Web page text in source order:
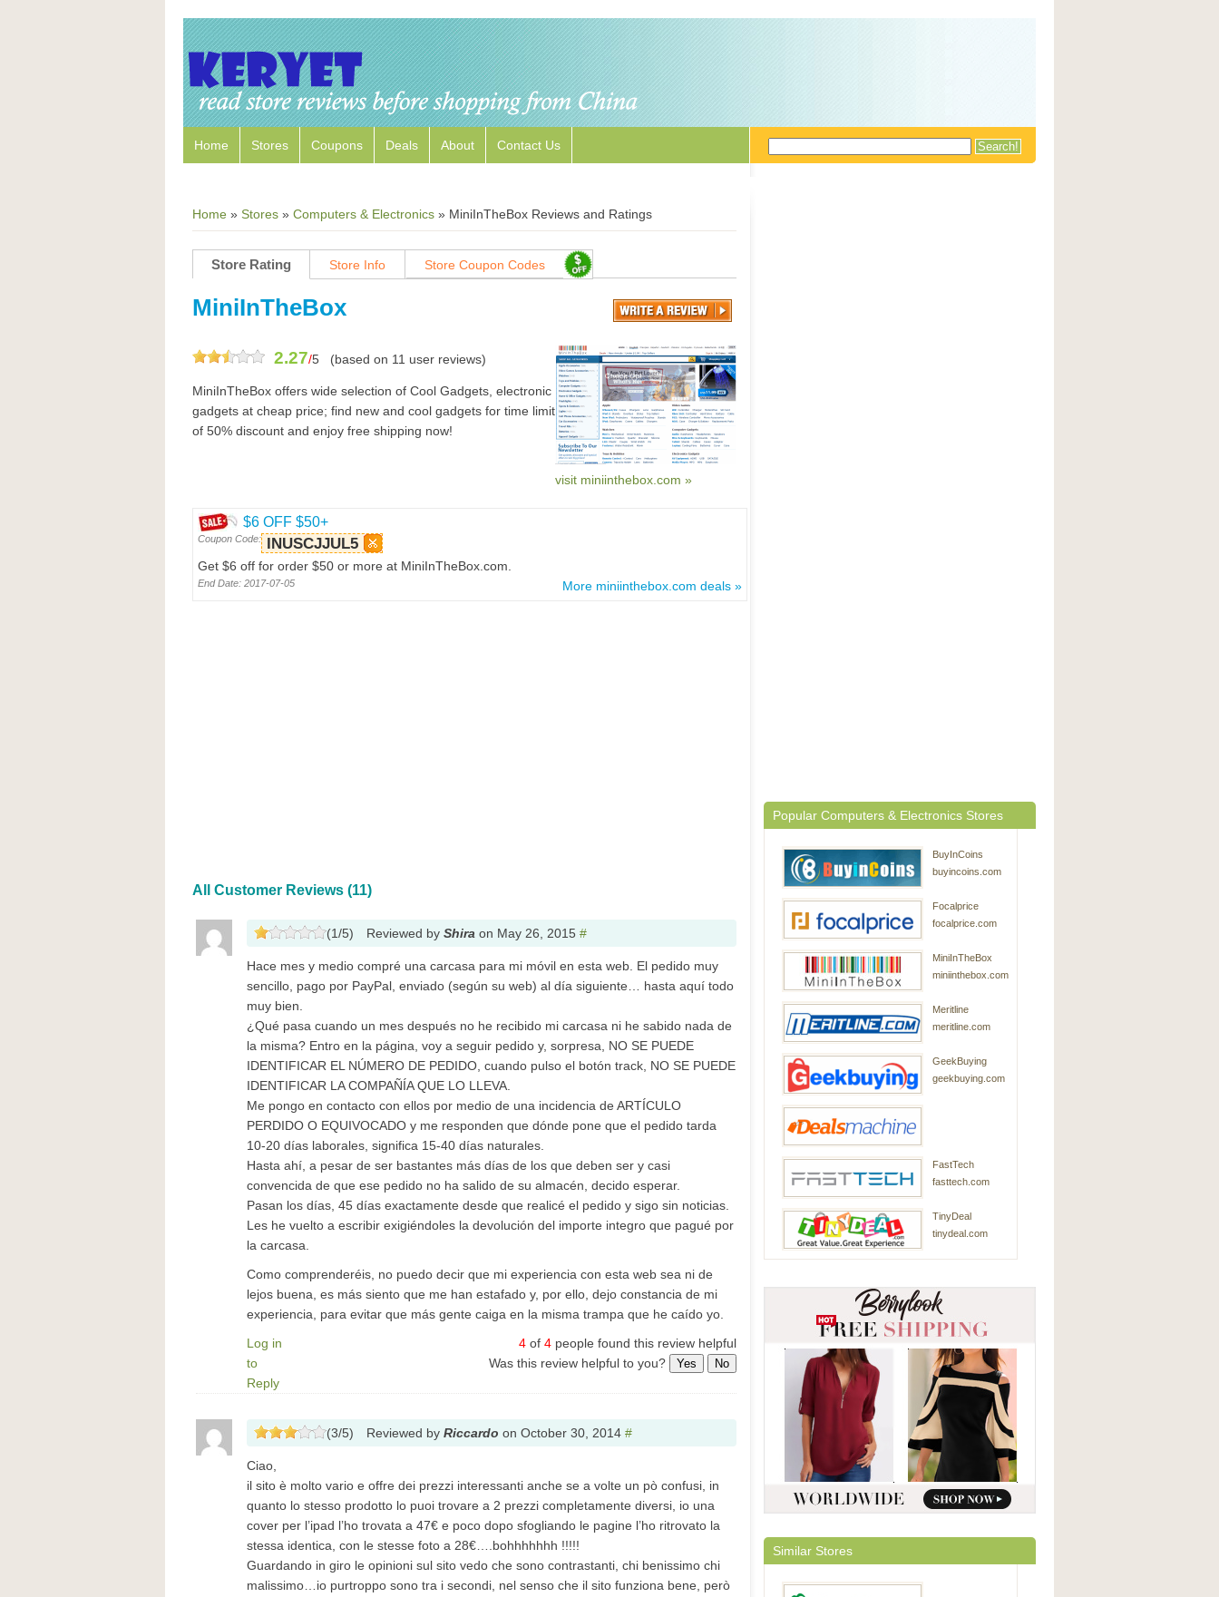
Home Stores Coupons Deals About Contact Us
Home » Stores » Computers & Electronics » MiniInTheBox Reviews and Ratings
Store Rating Store Info Store Coupon Codes
MiniInTheBox
2.27/5 (based on 11 user reviews)
MiniInTheBox offers wide selection of Cool Gadgets, electronic
gadgets at cheap price; find new and cool gadgets for time limit
of 50% discount and enjoy free shipping now!
visit miniinthebox.com »
$6 OFF $50+
Coupon Code: INUSCJJUL5
Get $6 off for order $50 or more at MiniInTheBox.com.
More miniinthebox.com deals »
End Date: 2017-07-05
All Customer Reviews (11)
(1/5) Reviewed by Shira on May 26, 2015 #
Hace mes y medio compré una carcasa para mi móvil en esta web. El pedido muy
sencillo, pago por PayPal, enviado (según su web) al día siguiente… hasta aquí todo
muy bien.
¿Qué pasa cuando un mes después no he recibido mi carcasa ni he sabido nada de
la misma? Entro en la página, voy a seguir pedido y, sorpresa, NO SE PUEDE
IDENTIFICAR EL NÚMERO DE PEDIDO, cuando pulso el botón track, NO SE PUEDE
IDENTIFICAR LA COMPAÑÍA QUE LO LLEVA.
Me pongo en contacto con ellos por medio de una incidencia de ARTÍCULO
PERDIDO O EQUIVOCADO y me responden que dónde pone que el pedido tarda
10-20 días laborales, significa 15-40 días naturales.
Hasta ahí, a pesar de ser bastantes más días de los que deben ser y casi
convencida de que ese pedido no ha salido de su almacén, decido esperar.
Pasan los días, 45 días exactamente desde que realicé el pedido y sigo sin noticias.
Les he vuelto a escribir exigiéndoles la devolución del importe integro que pagué por
la carcasa.
Como comprenderéis, no puedo decir que mi experiencia con esta web sea ni de
lejos buena, es más siento que me han estafado y, por ello, dejo constancia de mi
experiencia, para evitar que más gente caiga en la misma trampa que he caído yo.
Log in
to
Reply
4 of 4 people found this review helpful
Was this review helpful to you?
Yes No
(3/5) Reviewed by Riccardo on October 30, 2014 #
Ciao,
il sito è molto vario e offre dei prezzi interessanti anche se a volte un pò confusi, in
quanto lo stesso prodotto lo puoi trovare a 2 prezzi completamente diversi, io una
cover per l’ipad l’ho trovata a 47€ e poco dopo sfogliando le pagine l’ho ritrovato la
stessa identica, con le stesse foto a 28€….bohhhhhhh !!!!!
Guardando in giro le opinioni sul sito vedo che sono contrastanti, chi benissimo chi
malissimo…io purtroppo sono tra i secondi, nel senso che il sito funziona bene, però
Popular Computers & Electronics Stores
BuyInCoins
buyincoins.com
Focalprice
focalprice.com
MiniInTheBox
miniinthebox.com
Meritline
meritline.com
GeekBuying
geekbuying.com
FastTech
fasttech.com
TinyDeal
tinydeal.com
Similar Stores